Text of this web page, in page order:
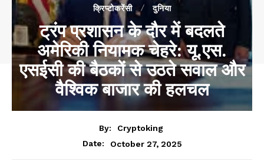
क्रिप्टोकरेंसी दुनिया
ट्रंप प्रशासन के दौर में बदलते
अमेरिकी नियामक चेहरे: यू.एस.
एसईसी की बैठकों से उठते सवाल और
वैश्विक बाजार की हलचल
By:
Cryptoking
Date:
October 27, 2025